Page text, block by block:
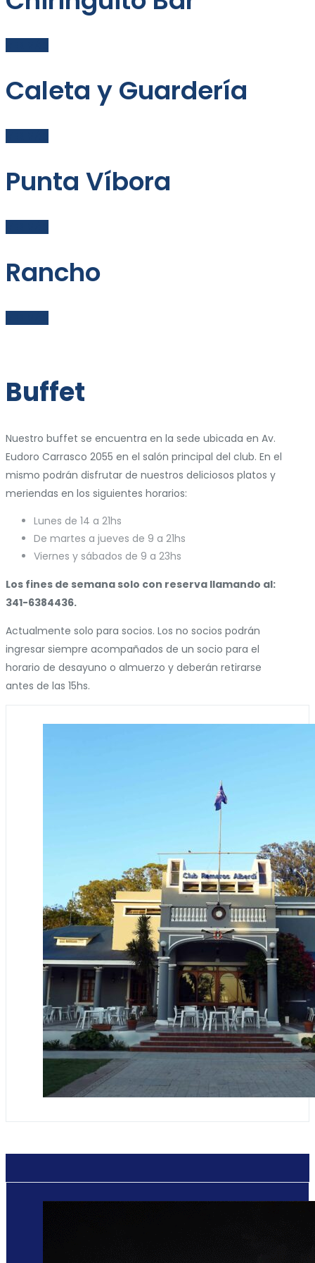
Caleta y Guardería
Punta Víbora
Rancho
Buffet
Nuestro buffet se encuentra en la sede ubicada en Av.
Eudoro Carrasco 2055 en el salón principal del club. En el
mismo podrán disfrutar de nuestros deliciosos platos y
meriendas en los siguientes horarios:
Lunes de 14 a 21hs
De martes a jueves de 9 a 21hs
Viernes y sábados de 9 a 23hs
Los fines de semana solo con reserva llamando al:
341-6384436.
Actualmente solo para socios. Los no socios podrán
ingresar siempre acompañados de un socio para el
horario de desayuno o almuerzo y deberán retirarse
antes de las 15hs.